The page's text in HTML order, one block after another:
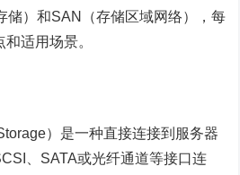
储）和SAN（存储区域网络），每
适用场景。
）是一种直接连接到服务器
、SATA或光纤通道等接口连